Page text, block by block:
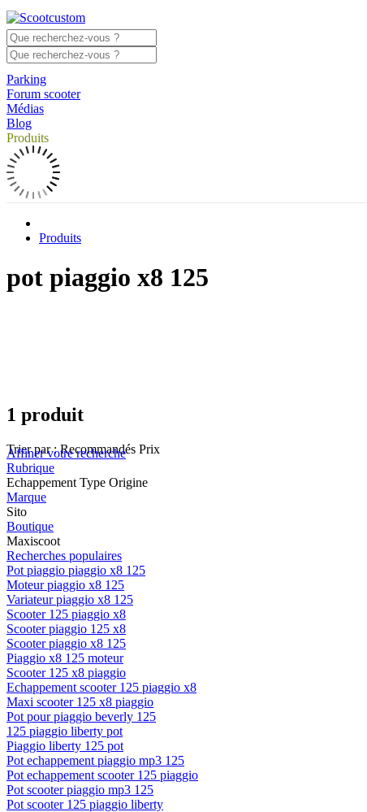
Parking
Forum scooter
Médias
Blog
Produits
Produits
pot piaggio x8 125
1 produit
Trier par : Recommandés Prix
Affiner votre recherche
Rubrique
Echappement Type Origine
Marque
Sito
Boutique
Maxiscoot
Recherches populaires
Pot piaggio piaggio x8 125
Moteur piaggio x8 125
Variateur piaggio x8 125
Scooter 125 piaggio x8
Scooter piaggio 125 x8
Scooter piaggio x8 125
Piaggio x8 125 moteur
Scooter 125 x8 piaggio
Echappement scooter 125 piaggio x8
Maxi scooter 125 x8 piaggio
Pot pour piaggio beverly 125
125 piaggio liberty pot
Piaggio liberty 125 pot
Pot echappement piaggio mp3 125
Pot echappement scooter 125 piaggio
Pot scooter piaggio mp3 125
Pot scooter 125 piaggio liberty